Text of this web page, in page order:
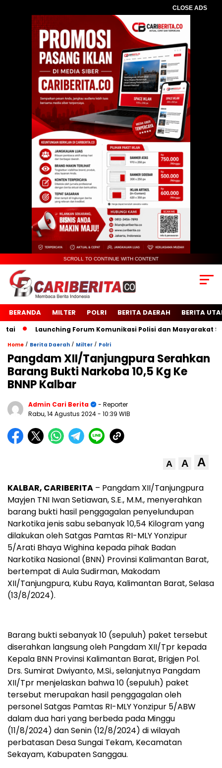
CLOSE ADS
SCROLL TO CONTINUE WITH CONTENT
BERANDA MILTER POLRI BERITA DAERAH BERITA
Launching Forum Komunikasi Polisi dan Masyarakat
Home / Berita Daerah / Milter / Polri
Pangdam XII/Tanjungpura Serahkan
Barang Bukti Narkoba 10,5 Kg Ke
BNNP Kalbar
Admin Cari Berita
- Reporter
Rabu, 14 Agustus 2024- 10:39 WIB
A A A
KALBAR, CARIBERITA – Pangdam XII/Tanjungpura
Mayjen TNI Iwan Setiawan, S.E., M.M., menyerahkan
barang bukti hasil penggagalan penyelundupan
Narkotika jenis sabu sebanyak 10,54 Kilogram yang
dilakukan oleh Satgas Pamtas RI-MLY Yonzipur
5/Arati Bhaya Wighina kepada pihak Badan
Narkotika Nasional (BNN) Provinsi Kalimantan Barat,
bertempat di Aula Sudirman, Makodam
XII/Tanjungpura, Kubu Raya, Kalimantan Barat, Selasa
(13/8/2024).
Barang bukti sebanyak 10 (sepuluh) paket tersebut
diserahkan langsung oleh Pangdam XII/Tpr kepada
Kepala BNN Provinsi Kalimantan Barat, Brigjen Pol.
Drs. Sumirat Dwiyanto, M.Si., selanjutnya Pangdam
XII/Tpr menjelaskan bahwa 10 (sepuluh) paket
tersebut merupakan hasil penggagalan oleh
personel Satgas Pamtas RI-MLY Yonzipur 5/ABW
dalam dua hari yang berbeda pada Minggu
(11/8/2024) dan Senin (12/8/2024) di wilayah
perbatasan Desa Sungai Tekam, Kecamatan
Sekayam, Kabupaten Sanggau.